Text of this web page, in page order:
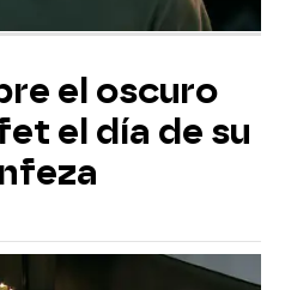
el oscuro
el día de su